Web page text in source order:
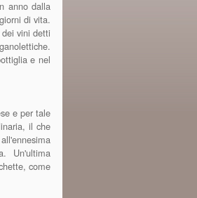
anno dalla
di vita.
vini detti
e nel
e per tale
il che
Un'ultima
come